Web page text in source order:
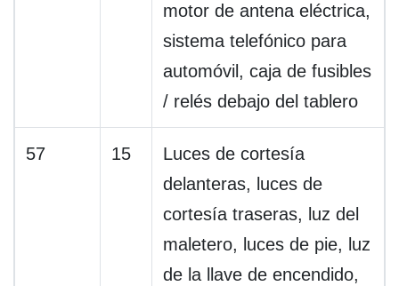
motor de antena eléctrica,
sistema telefónico para
automóvil, caja de fusibles
/ relés debajo del tablero
57 15
Luces de cortesía
delanteras, luces de
cortesía traseras, luz del
maletero, luces de pie, luz
de la llave de encendido,